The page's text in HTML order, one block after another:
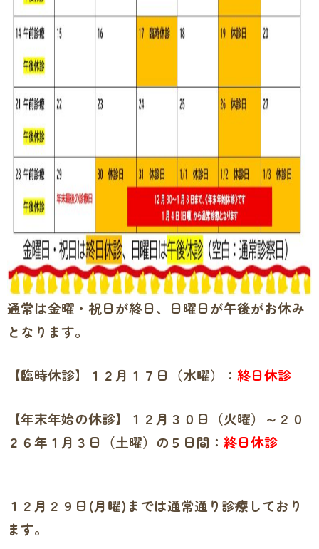
通常は金曜・祝日が終日、日曜日が午後がお休み
となります。
【臨時休診】１２月１７日（水曜）： 終日休診
【年末年始の休診】１２月３０日（火曜）～２０
２６年１月３日（土曜）の５日間： 終日休診
１２月２９日(月曜)までは通常通り診療しており
ます。